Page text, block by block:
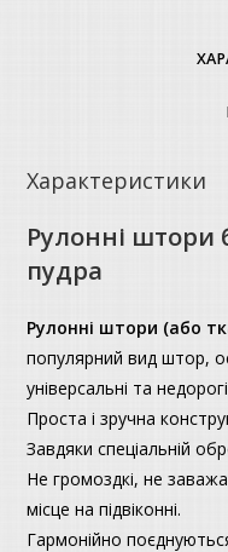
Характеристики
Рулонні штори
пудра
Рулонні штори (або
популярний вид штор,
універсальні та
Проста і зручна
Завдяки спеціальній
Не громоздкі, не
місце на підвіконні.
Гармонійно